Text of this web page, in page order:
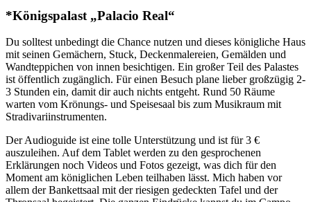
*Königspalast „Palacio Real“
Du solltest unbedingt die Chance nutzen und dieses königliche Haus
mit seinen Gemächern, Stuck, Deckenmalereien, Gemälden und
Wandteppichen von innen besichtigen. Ein großer Teil des Palastes
ist öffentlich zugänglich. Für einen Besuch plane lieber großzügig 2-
3 Stunden ein, damit dir auch nichts entgeht. Rund 50 Räume
warten vom Krönungs- und Speisesaal bis zum Musikraum mit
Stradivariinstrumenten.
Der Audioguide ist eine tolle Unterstützung und ist für 3 €
auszuleihen. Auf dem Tablet werden zu den gesprochenen
Erklärungen noch Videos und Fotos gezeigt, was dich für den
Moment am königlichen Leben teilhaben lässt. Mich haben vor
allem der Bankettsaal mit der riesigen gedeckten Tafel und der